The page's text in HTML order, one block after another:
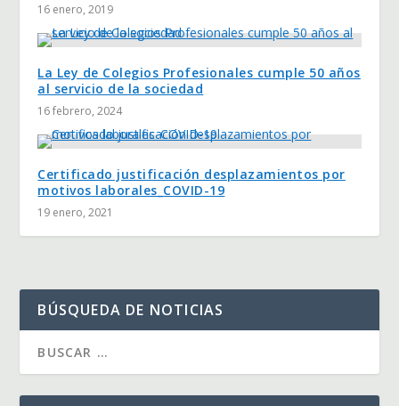
16 enero, 2019
La Ley de Colegios Profesionales cumple 50 años
al servicio de la sociedad
16 febrero, 2024
Certificado justificación desplazamientos por
motivos laborales_COVID-19
19 enero, 2021
BÚSQUEDA DE NOTICIAS